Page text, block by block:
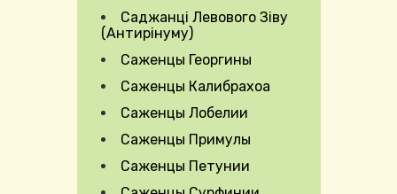
Саджанці Левового Зіву
(Антирінуму)
Саженцы Георгины
Саженцы Калибрахоа
Саженцы Лобелии
Саженцы Примулы
Саженцы Петунии